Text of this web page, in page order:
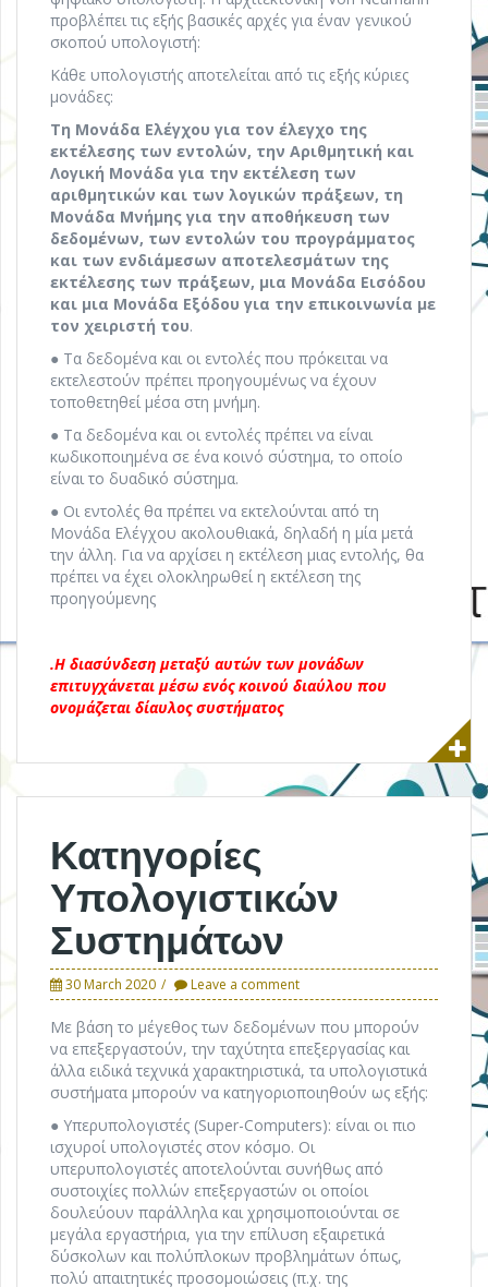
προβλέπει τις εξής βασικές αρχές για έναν γενικού
σκοπού υπολογιστή:
Κάθε υπολογιστής αποτελείται από τις εξής κύριες
μονάδες:
Τη Μονάδα Ελέγχου για τον έλεγχο της
εκτέλεσης των εντολών, την Αριθμητική και
Λογική Μονάδα για την εκτέλεση των
αριθμητικών και των λογικών πράξεων, τη
Μονάδα Μνήμης για την αποθήκευση των
δεδομένων, των εντολών του προγράμματος
και των ενδιάμεσων αποτελεσμάτων της
εκτέλεσης των πράξεων, μια Μονάδα Εισόδου
και μια Μονάδα Εξόδου για την επικοινωνία με
τον χειριστή του.
● Τα δεδομένα και οι εντολές που πρόκειται να
εκτελεστούν πρέπει προηγουμένως να έχουν
τοποθετηθεί μέσα στη μνήμη.
● Τα δεδομένα και οι εντολές πρέπει να είναι
κωδικοποιημένα σε ένα κοινό σύστημα, το οποίο
είναι το δυαδικό σύστημα.
● Οι εντολές θα πρέπει να εκτελούνται από τη
Μονάδα Ελέγχου ακολουθιακά, δηλαδή η μία μετά
την άλλη. Για να αρχίσει η εκτέλεση μιας εντολής, θα
πρέπει να έχει ολοκληρωθεί η εκτέλεση της
προηγούμενης
.Η διασύνδεση μεταξύ αυτών των μονάδων
επιτυγχάνεται μέσω ενός κοινού διαύλου που
ονομάζεται δίαυλος συστήματος
Κατηγορίες
Υπολογιστικών
Συστημάτων
30 March 2020 Leave a comment
Με βάση το μέγεθος των δεδομένων που μπορούν
να επεξεργαστούν, την ταχύτητα επεξεργασίας και
άλλα ειδικά τεχνικά χαρακτηριστικά, τα υπολογιστικά
συστήματα μπορούν να κατηγοριοποιηθούν ως εξής:
● Υπερυπολογιστές (Super-Computers): είναι οι πιο
ισχυροί υπολογιστές στον κόσμο. Οι
υπερυπολογιστές αποτελούνται συνήθως από
συστοιχίες πολλών επεξεργαστών οι οποίοι
δουλεύουν παράλληλα και χρησιμοποιούνται σε
μεγάλα εργαστήρια, για την επίλυση εξαιρετικά
δύσκολων και πολύπλοκων προβλημάτων όπως,
πολύ απαιτητικές προσομοιώσεις (π.χ. της